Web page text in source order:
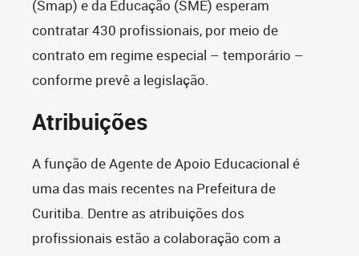
(Smap) e da Educação (SME) esperam
contratar 430 profissionais, por meio de
contrato em regime especial – temporário –
conforme prevê a legislação.
Atribuições
A função de Agente de Apoio Educacional é
uma das mais recentes na Prefeitura de
Curitiba. Dentre as atribuições dos
profissionais estão a colaboração com a